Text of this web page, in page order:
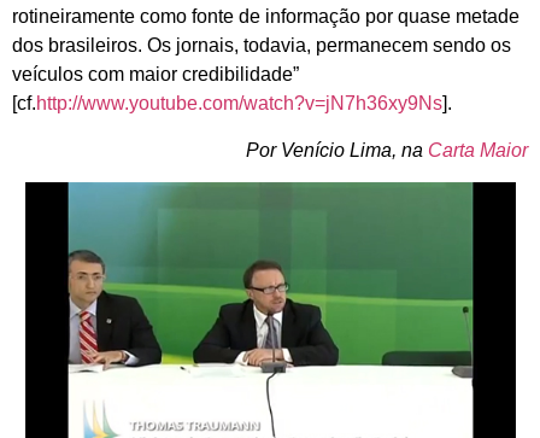
rotineiramente como fonte de informação por quase metade
dos brasileiros. Os jornais, todavia, permanecem sendo os
veículos com maior credibilidade”
[cf.http://www.youtube.com/watch?v=jN7h36xy9Ns ].
Por Venício Lima, na Carta Maior